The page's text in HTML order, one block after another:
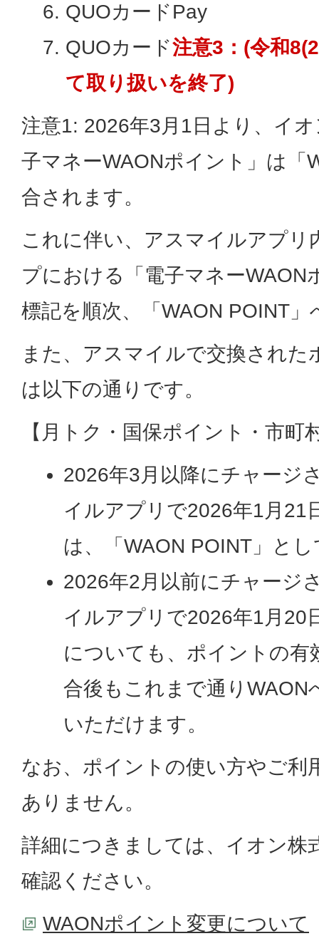
QUOカードPay
QUOカード注意3：(令和
て取り扱いを終了)
注意1: 2026年3月1日より、イ
子マネーWAONポイント」は「
合されます。
これに伴い、アスマイルアプリ
プにおける「電子マネーWAON
標記を順次、「WAON POINT
また、アスマイルで交換された
は以下の通りです。
【月トク・国保ポイント・市町
2026年3月以降にチャージ
イルアプリで2026年1月21
は、「WAON POINT」と
2026年2月以前にチャージ
イルアプリで2026年1月20
についても、ポイントの有
合後もこれまで通りWAON
いただけます。
なお、ポイントの使い方やご利
ありません。
詳細につきましては、イオン株
確認ください。
WAONポイント変更について